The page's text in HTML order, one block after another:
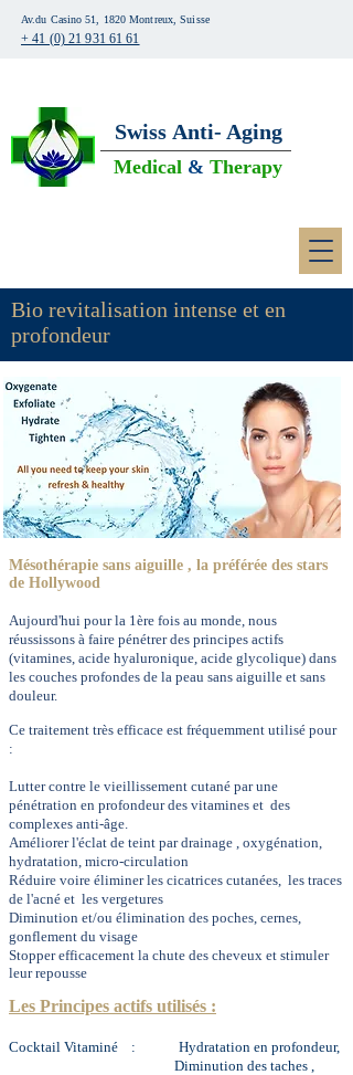
Av.du Casino 51, 1820 Montreux, Suisse
+ 41 (0) 21 931 61 61
Swiss Anti- Aging
Medical & Therapy
Bio revitalisation intense et en
profondeur
Mésothérapie sans aiguille , la préférée des stars
de Hollywood
Aujourd'hui pour la 1ère fois au monde, nous
réussissons à faire pénétrer des principes actifs
(vitamines, acide hyaluronique, acide glycolique) dans
les couches profondes de la peau sans aiguille et sans
douleur.
Ce traitement très efficace est fréquemment utilisé pour
:
Lutter contre le vieillissement cutané par une
pénétration en profondeur des vitamines et des
complexes anti-âge.
Améliorer l'éclat de teint par drainage , oxygénation,
hydratation, micro-circulation
Réduire voire éliminer les cicatrices cutanées, les traces
de l'acné et les vergetures
Diminution et/ou élimination des poches, cernes,
gonflement du visage
Stopper efficacement la chute des cheveux et stimuler
leur repousse
Les Principes actifs utilisés :
Cocktail Vitaminé : Hydratation en profondeur,
Diminution des taches ,